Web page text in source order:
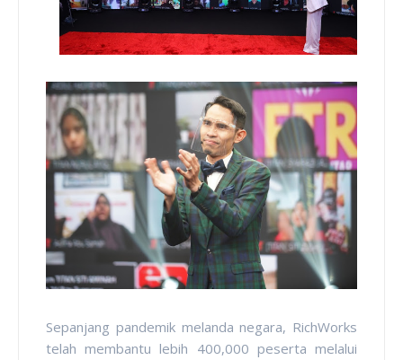
Sepanjang pandemik melanda negara, RichWorks
telah membantu lebih 400,000 peserta melalui